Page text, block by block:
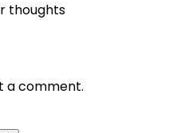
thoughts
a comment.